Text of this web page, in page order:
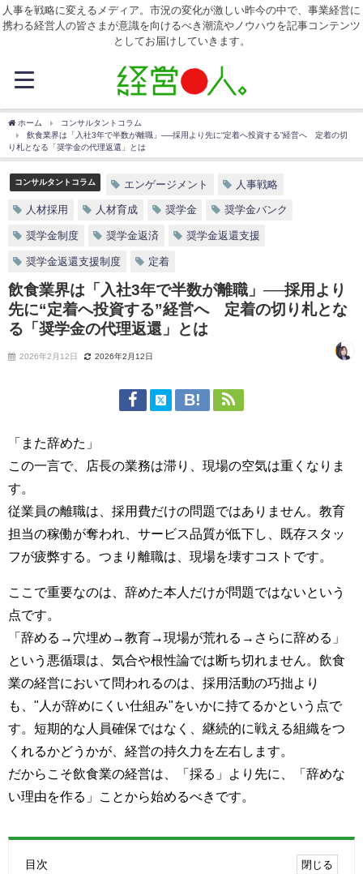
人事を戦略に変えるメディア。市況の変化が激しい昨今の中で、事業経営に
携わる経営人の皆さまが意識を向けるべき潮流やノウハウを記事コンテンツ
としてお届けしていきます。
ホーム
コンサルタントコラム
飲食業界は「入社3年で半数が離職」──採用より先に“定着へ投資する”経営へ 定着の切
り札となる「奨学金の代理返還」とは
コンサルタントコラム エンゲージメント 人事戦略
人材採用 人材育成 奨学金 奨学金バンク
奨学金制度 奨学金返済 奨学金返還支援
奨学金返還支援制度 定着
飲食業界は「入社3年で半数が離職」──採用より
先に“定着へ投資する”経営へ 定着の切り札とな
る「奨学金の代理返還」とは
2026年2月12日 2026年2月12日
「また辞めた」
この一言で、店長の業務は滞り、現場の空気は重くなりま
す。
従業員の離職は、採用費だけの問題ではありません。教育
担当の稼働が奪われ、サービス品質が低下し、既存スタッ
フが疲弊する。つまり離職は、現場を壊すコストです。
ここで重要なのは、辞めた本人だけが問題ではないという
点です。
「辞める→穴埋め→教育→現場が荒れる→さらに辞める」
という悪循環は、気合や根性論では断ち切れません。飲食
業の経営において問われるのは、採用活動の巧拙より
も、"人が辞めにくい仕組み"をいかに持てるかという点で
す。短期的な人員確保ではなく、継続的に戦える組織をつ
くれるかどうかが、経営の持久力を左右します。
だからこそ飲食業の経営は、「採る」より先に、「辞めな
い理由を作る」ことから始めるべきです。
目次